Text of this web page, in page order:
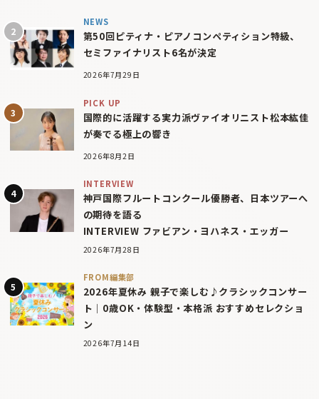
NEWS
第50回ピティナ・ピアノコンペティション特級、
セミファイナリスト6名が決定
2026年7月29日
PICK UP
国際的に活躍する実力派ヴァイオリニスト松本紘佳
が奏でる極上の響き
2026年8月2日
INTERVIEW
神戸国際フルートコンクール優勝者、日本ツアーへ
の期待を語る
INTERVIEW ファビアン・ヨハネス・エッガー
2026年7月28日
FROM編集部
2026年夏休み 親子で楽しむ♪クラシックコンサー
ト｜0歳OK・体験型・本格派 おすすめセレクショ
ン
2026年7月14日